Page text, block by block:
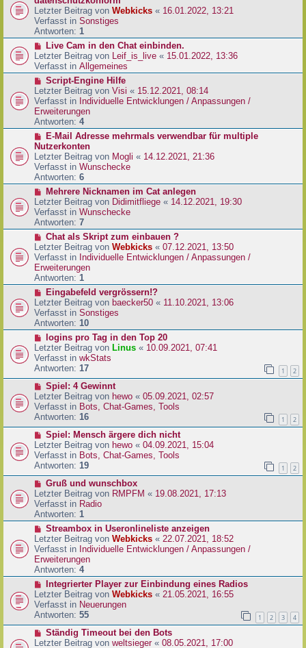
g
B
e
i
t
a
g
u
e
r
B
e
i
t
a
g
Letzter Beitrag von Webkicks « 16.01.2022, 13:21
Verfasst in Sonstiges
Antworten: 1
N
e
u
e
r
B
e
i
t
a
g
Live Cam in den Chat einbinden.
Letzter Beitrag von Leif_is_live « 15.01.2022, 13:36
Verfasst in Allgemeines
N
e
u
e
r
B
e
i
t
r
a
g
Script-Engine Hilfe
Letzter Beitrag von Visi « 15.12.2021, 08:14
Verfasst in Individuelle Entwicklungen / Anpassungen /
Erweiterungen
Antworten: 4
N
e
u
e
r
B
e
i
t
r
a
g
E-Mail Adresse mehrmals verwendbar für multiple
Nutzerkonten
Letzter Beitrag von Mogli « 14.12.2021, 21:36
Verfasst in Wunschecke
Antworten: 6
N
e
u
e
r
B
e
i
t
r
a
g
Mehrere Nicknamen im Cat anlegen
Letzter Beitrag von Didimitfliege « 14.12.2021, 19:30
Verfasst in Wunschecke
Antworten: 7
N
e
u
e
r
B
e
i
t
r
a
g
Chat als Skript zum einbauen ?
Letzter Beitrag von Webkicks « 07.12.2021, 13:50
Verfasst in Individuelle Entwicklungen / Anpassungen /
Erweiterungen
Antworten: 1
N
e
u
e
r
B
e
i
t
a
g
Eingabefeld vergrössern!?
Letzter Beitrag von baecker50 « 11.10.2021, 13:06
Verfasst in Sonstiges
Antworten: 10
N
e
u
e
r
B
e
i
t
r
a
g
logins pro Tag in den Top 20
Letzter Beitrag von Linus « 10.09.2021, 07:41
Verfasst in wkStats
Antworten: 17 1 2
N
e
u
e
r
B
e
i
t
r
a
g
Spiel: 4 Gewinnt
Letzter Beitrag von hewo « 05.09.2021, 02:57
Verfasst in Bots, Chat-Games, Tools
Antworten: 16 1 2
N
e
u
e
r
B
e
i
t
a
g
Spiel: Mensch ärgere dich nicht
Letzter Beitrag von hewo « 04.09.2021, 15:04
Verfasst in Bots, Chat-Games, Tools
Antworten: 19 1 2
N
e
u
e
r
B
e
i
t
r
a
g
Gruß und wunschbox
Letzter Beitrag von RMPFM « 19.08.2021, 17:13
Verfasst in Radio
Antworten: 1
N
e
u
e
r
B
e
i
t
r
a
g
Streambox in Useronlineliste anzeigen
Letzter Beitrag von Webkicks « 22.07.2021, 18:52
Verfasst in Individuelle Entwicklungen / Anpassungen /
Erweiterungen
Antworten: 4
N
e
u
e
r
B
e
Integrierter Player zur Einbindung eines Radios
Letzter Beitrag von Webkicks « 21.05.2021, 16:55
Verfasst in Neuerungen
Antworten: 55 1 2 3 4
N
e
Ständig Timeout bei den Bots
Letzter Beitrag von weltsieger« 08.05.2021, 17:00